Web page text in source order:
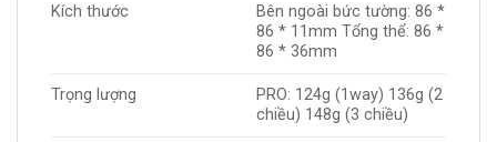
Kích thước
Bên ngoài bức tường: 86 *
86 * 11mm Tổng thể: 86 *
86 * 36mm
Trọng lượng
PRO: 124g (1way) 136g (2
chiều) 148g (3 chiều)